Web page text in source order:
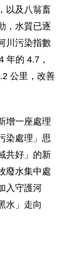
以及八翁畜
， 水質已逐
川污染指數
年的 4.7，
公里，改善
增一座處理
染處理」思
共好」的新
廢水集中處
入守護河
」 走向